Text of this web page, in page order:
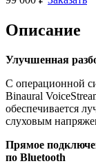
Описание
Улучшенная
С операционной
Binaural
обеспечивается
слуховым
Прямое
по Bluetooth